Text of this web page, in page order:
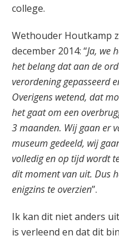
college.
Wethouder Houtkamp
december 2014: “Ja, we
het belang dat aan de
verordening gepasseerd
Overigens wetend, dat
het gaat om een
3 maanden. Wij gaan er
museum gedeeld, wij
volledig en op tijd wordt
dit moment van uit. Dus
enigzins te overzien”.
Ik kan dit niet anders
is verleend en dat dit